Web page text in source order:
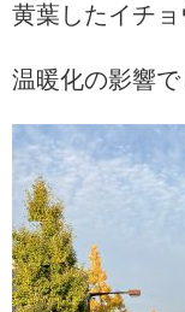
黄葉したイチ
温暖化の影響